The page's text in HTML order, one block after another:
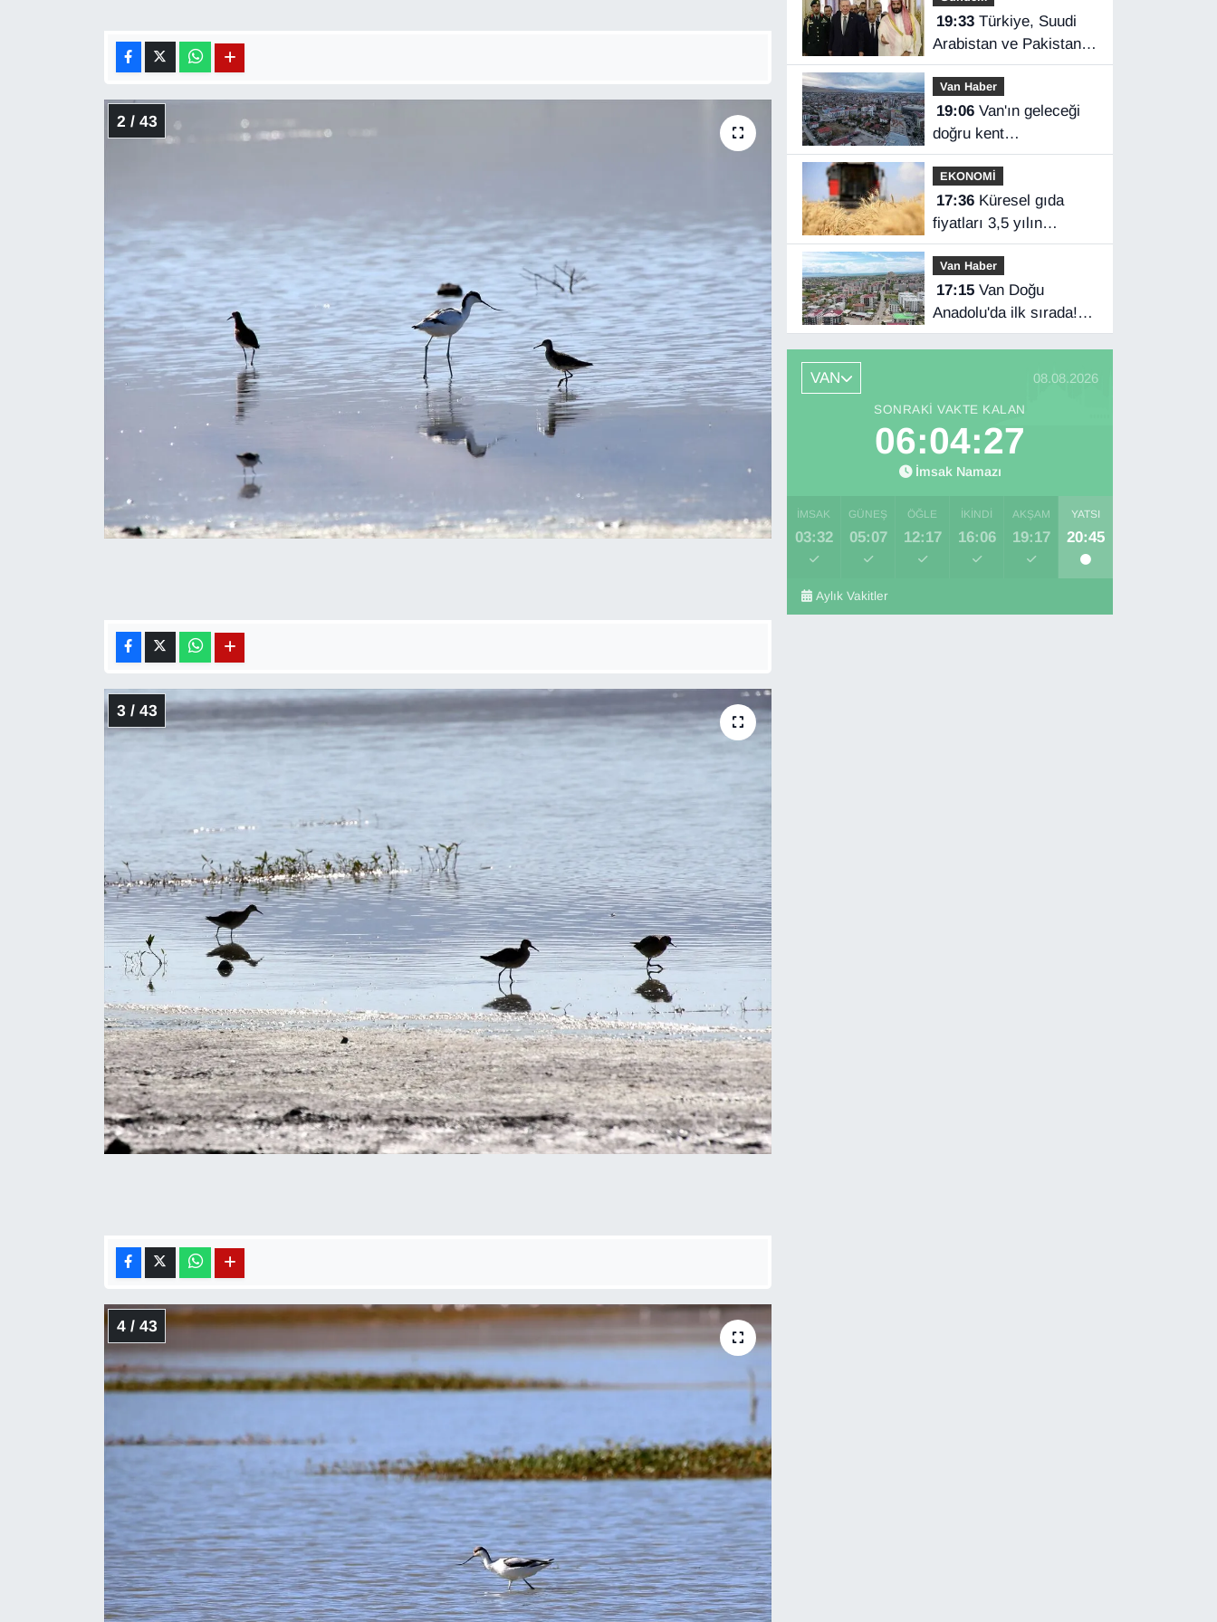
2 / 43
3 / 43
4 / 43
19:33Türkiye, Suudi
Arabistan ve Pakistan
üçlü savunma
anlaşması imzaladı
Van Haber
19:06Van'ın geleceği
doğru kent
planlamasında
EKONOMİ
17:36Küresel gıda
fiyatları 3,5 yılın
zirvesinde
Van Haber
17:15Van Doğu
Anadolu'da ilk sırada!
Bakanlık verileri
VAN
08.08.2026
SONRAKI VAKTE KALAN
06:04:25
İmsak Namazı
İMSAK
03:32
GÜNEŞ
05:07
ÖĞLE
12:17
İKINDI
16:06
AKŞAM
19:17
YATSI
20:45
Aylık Vakitler
VAN'DA SPOR
YAŞAM